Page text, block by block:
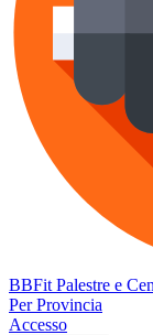
BBFit Palestre e
Per Provincia
Accesso